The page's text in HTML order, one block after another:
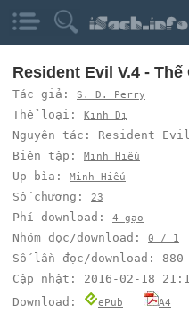
Resident Evil V.4 -
Tác giả: S. D. Perry
Thể loại: Kinh Dị
Nguyên tác: Resident
Biên tập: Minh Hiếu
Up bìa: Minh Hiếu
Số chương: 23
Phí download: 4 gạo
Nhóm đọc/download: 0 / 1
Số lần đọc/download:
Cập nhật: 2016-02-18
Download:
ePub A4